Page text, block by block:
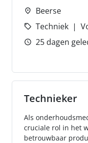
Beerse
Techniek
25 dagen
Technieker
Als
cruciale rol in het
betrouwbaar